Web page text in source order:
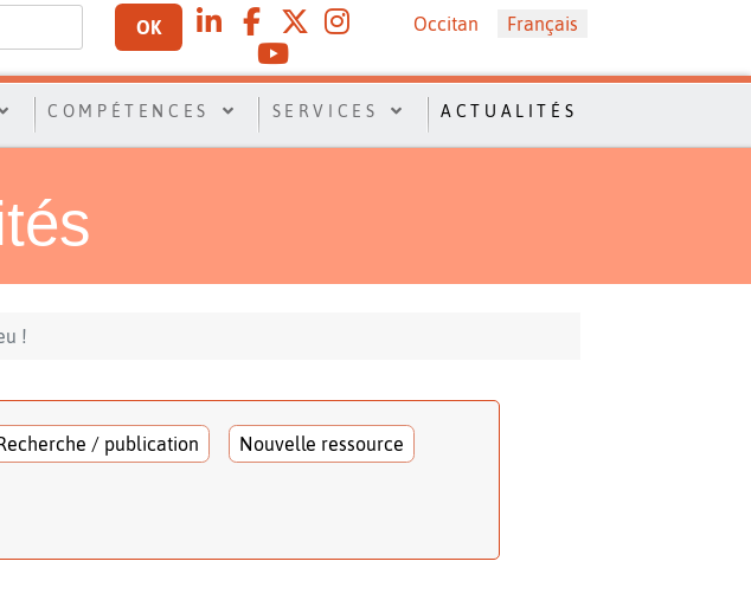
OK Sélectionnez votre langue
Occitan Français
COMPÉTENCES SERVICES ACTUALITÉS
!
/ publication Nouvelle ressource